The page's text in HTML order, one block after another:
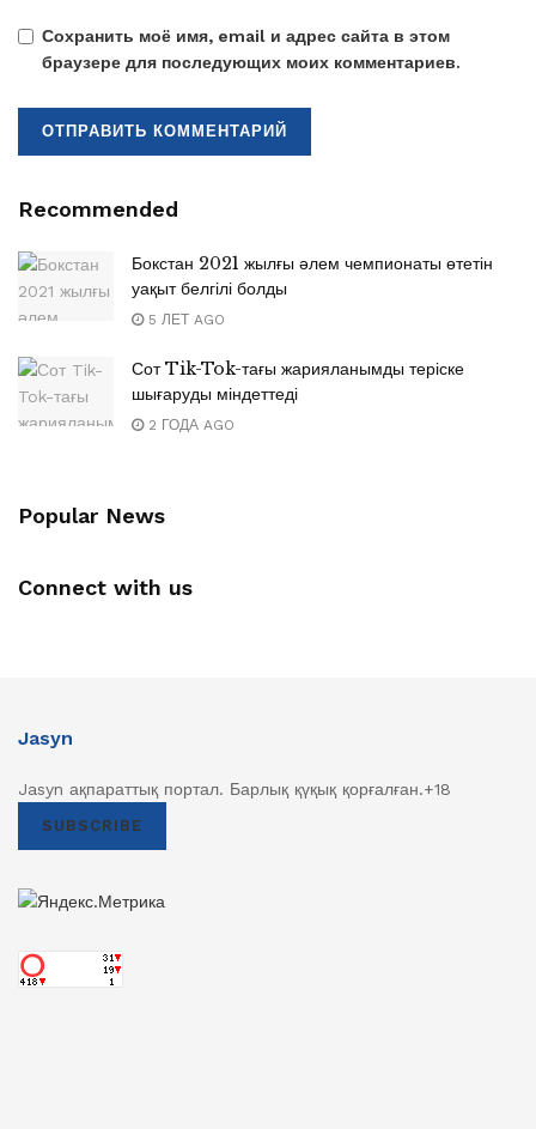
Сохранить моё имя, email и адрес сайта в этом
браузере для последующих моих комментариев.
Recommended
Бокстан 2021 жылғы әлем чемпионаты өтетін
уақыт белгілі болды
5 ЛЕТ AGO
Сот Tik-Tok-тағы жарияланымды теріске
шығаруды міндеттеді
2 ГОДА AGO
Popular News
Connect with us
Jasyn
Jasyn ақпараттық портал. Барлық қүқық қорғалған.+18
SUBSCRIBE